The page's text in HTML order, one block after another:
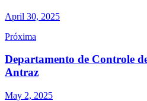
April 30, 2025
Próxima
Departamento de Controle
Antraz
May 2, 2025